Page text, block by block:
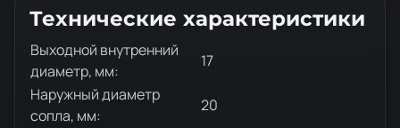
Описание товара
Технические характеристики
Выходной внутренний
диаметр, мм:
17
Наружный диаметр
сопла, мм:
20